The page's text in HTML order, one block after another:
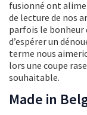
fusionné ont
de lecture de nos
parfois le bonheur
d’espérer un
terme nous
lors une coupe
souhaitable.
Made in